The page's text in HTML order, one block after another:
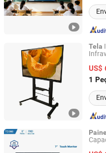
Tela
US$
1
Mitechnic Co., Ltd
Hongkong,
Painel
Guangzhou Touchwo